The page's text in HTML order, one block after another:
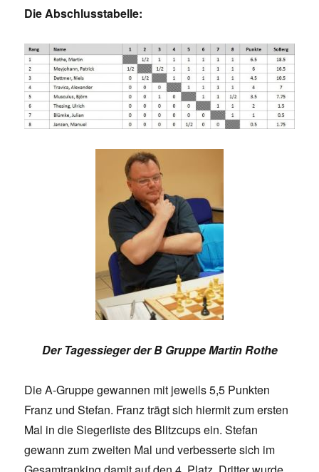
Die Abschlusstabelle:
Der Tagessieger der B Gruppe Martin Rothe
Die A-Gruppe gewannen mit jeweils 5,5 Punkten
Franz und Stefan. Franz trägt sich hiermit zum ersten
Mal in die Siegerliste des Blitzcups ein. Stefan
gewann zum zweiten Mal und verbesserte sich im